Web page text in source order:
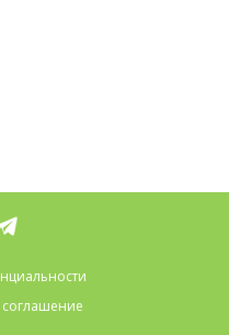
соглашение